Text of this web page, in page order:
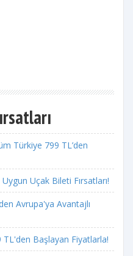
Türkiye 799 TL’den
Uçak Bileti Fırsatları!
Avrupa'ya Avantajlı
TL'den Başlayan Fiyatlarla!